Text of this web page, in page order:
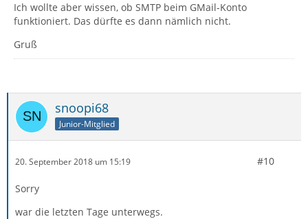
Ich wollte aber wissen, ob SMTP beim GMail-Konto
funktioniert. Das dürfte es dann nämlich nicht.
Gruß
snoopi68
Junior-Mitglied
20. September 2018 um 15:19 #10
Sorry
war die letzten Tage unterwegs.